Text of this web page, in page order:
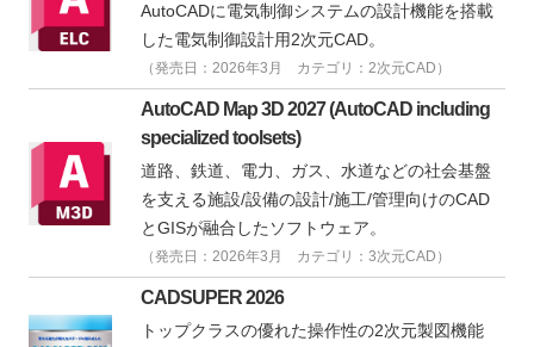
AutoCADに電気制御システムの設計機能を搭載
した電気制御設計用2次元CAD。
（発売日：2026年3月 カテゴリ：2次元CAD）
AutoCAD Map 3D 2027 (AutoCAD including
specialized toolsets)
道路、鉄道、電力、ガス、水道などの社会基盤
を支える施設/設備の設計/施工/管理向けのCAD
とGISが融合したソフトウェア。
（発売日：2026年3月 カテゴリ：3次元CAD）
CADSUPER 2026
トップクラスの優れた操作性の2次元製図機能